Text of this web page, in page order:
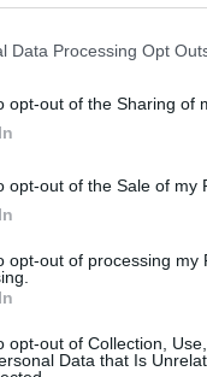
Data Processing Opt
opt-out of the Sharing of
opt-out of the Sale of my
opt-out of processing my
opt-out of Collection,
Data that Is
HOGY
átívelő
szórakoztató
kutatás alapjait kívánom
következtetések
annak bizonyítását, hogy
Ennek ékes
az ősi piréz mondakönyv